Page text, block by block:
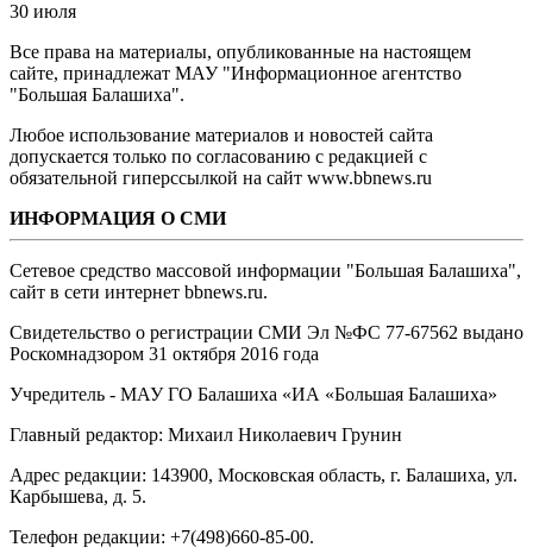
30 июля
Все права на материалы, опубликованные на настоящем
сайте, принадлежат МАУ "Информационное агентство
"Большая Балашиха".
Любое использование материалов и новостей сайта
допускается только по согласованию с редакцией с
обязательной гиперссылкой на сайт www.bbnews.ru
ИНФОРМАЦИЯ О СМИ
Сетевое средство массовой информации "Большая Балашиха",
сайт в сети интернет bbnews.ru.
Свидетельство о регистрации СМИ Эл №ФС ‎77-67562 выдано
Роскомнадзором 31 октября 2016 года
Учредитель - МАУ ГО Балашиха «ИА «Большая Балашиха»
Главный редактор: Михаил Николаевич Грунин
Адрес редакции: 143900, Московская область, г. Балашиха, ул.
Карбышева, д. 5.
Телефон редакции: +7(498)660-85-00.